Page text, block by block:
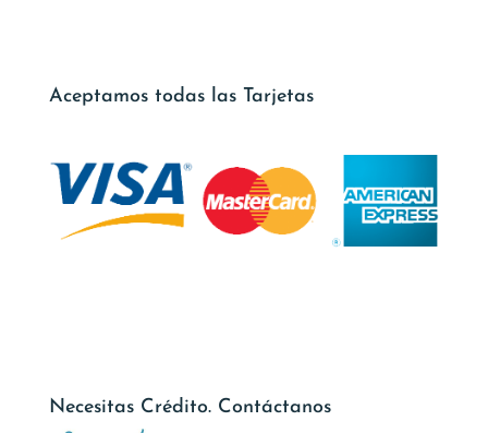
Aceptamos todas las Tarjetas
Necesitas Crédito. Contáctanos